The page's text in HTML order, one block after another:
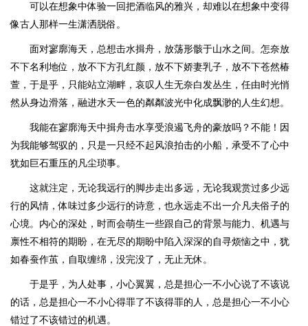
可以在想象中体验一回把酒临风的雅兴，却难以在想象中变得
像古人那样一生潇洒脱俗。
面对寥廓海天，总想击水揖舟，放荡形骸于山水之间。怎奈放
不下名利地位，放不下方孔红颜，放不下娇妻乳子，放不下苍然椿
萱，于是乎，只能站立湖畔，哀叹人生无奈白发丛生，任由时光悄
然从身边滑落，融进水天一色的粼粼波光中化成飘渺的人生幻想。
我能在寥廓海天中揖舟击水享受浪遏飞舟的豪放吗？不能！因
为我能够驾驭的，只是一只经不起风浪拍击的小船，承受不了心中
犹如巨石重压的凡尘琐事。
这就注定，无论我远行的脚步走出多远，无论我观赏过多少远
行的风情，体味过多少远行的诗意，也永远走不出一介凡夫俗子的
心境。内心的深处，时而会萌生一些跟自己的背景与能力、机遇与
禀性不相符的期盼，在无尽的期盼中陷入深深的自寻烦恼之中，犹
如春蚕作茧，自取缠绵，没完没了，无止无休。
于是乎，为人处事，小心翼翼，总是担心一不小心说了不该说
的话，总是担心一不小心得罪了不该得罪的人，总是担心一不小心
错过了不该错过的机遇。